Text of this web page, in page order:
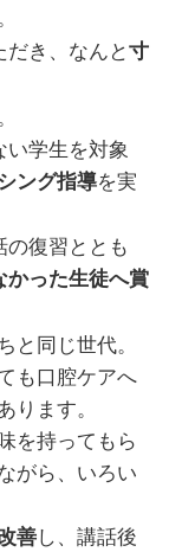
だき、なんと寸
学生を対象
ング指導を実
復習ととも
かった生徒へ賞
同じ世代。
も口腔ケアへ
ます。
を持ってもら
がら、いろい
善し、講話後